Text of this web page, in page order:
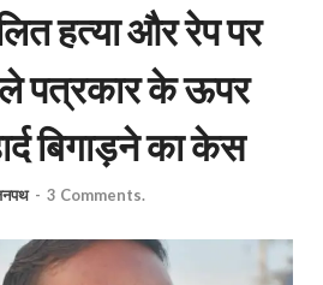
हत्या और रेप पर
पत्रकार के ऊपर
बिगाड़ने का केस
- 3 Comments.